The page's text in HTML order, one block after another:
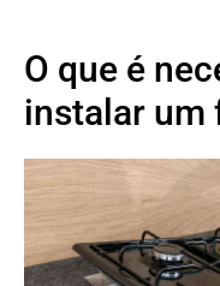
O que é
instalar um